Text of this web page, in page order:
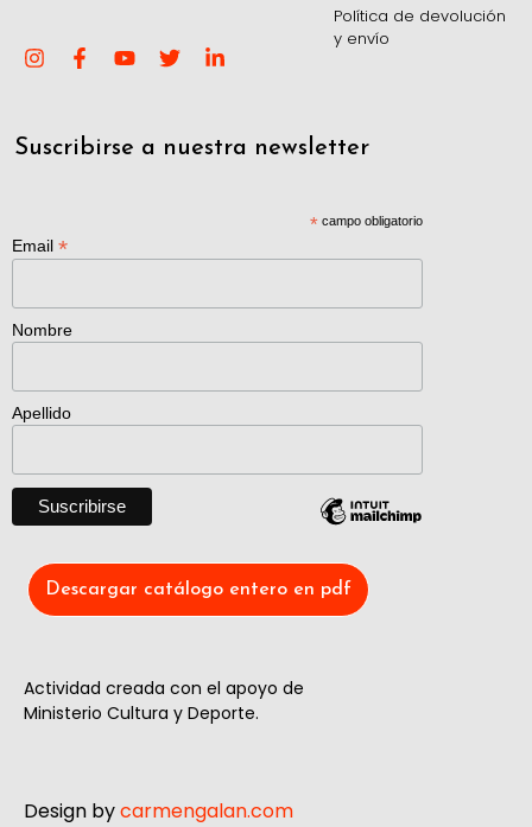
Política de devolución
y envío
Suscribirse a nuestra newsletter
*campo obligatorio
Email *
Nombre
Apellido
Descargar catálogo entero en pdf
Actividad creada con el apoyo de
Ministerio Cultura y Deporte.
Design bycarmengalan.com